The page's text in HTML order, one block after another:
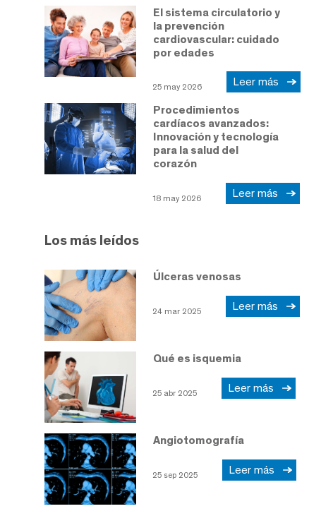
El sistema circulatorio y
la prevención
cardiovascular: cuidado
por edades
25 may 2026 Leer más
Procedimientos
cardíacos avanzados:
Innovación y tecnología
para la salud del
corazón
18 may 2026 Leer más
Los más leídos
Úlceras venosas
24 mar 2025 Leer más
Qué es isquemia
25 abr 2025 Leer más
Angiotomografía
25 sep 2025 Leer más